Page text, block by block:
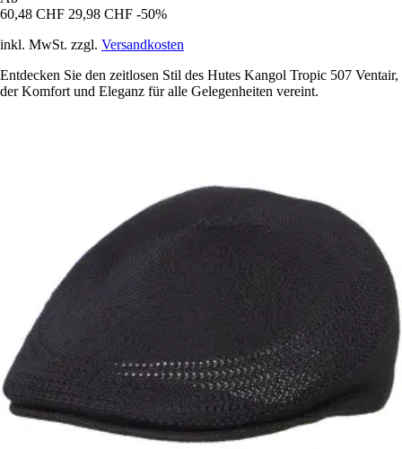
60,48 CHF 29,98 CHF -50%
inkl. MwSt. zzgl. Versandkosten
Entdecken Sie den zeitlosen Stil des Hutes Kangol Tropic 507 Ventair,
der Komfort und Eleganz für alle Gelegenheiten vereint.